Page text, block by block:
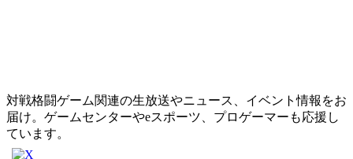
対戦格闘ゲーム関連の生放送やニュース、イベント情報をお
届け。ゲームセンターやeスポーツ、プロゲーマーも応援し
ています。